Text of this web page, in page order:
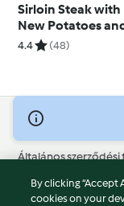
Sirloin Steak with
New Potatoes
Chimichurri
4.4 (48)
© Szerzői jog 2026
Általános
Adatvédelmi
Jogi nyilatkozat
By clicking “Accept
cookies on your